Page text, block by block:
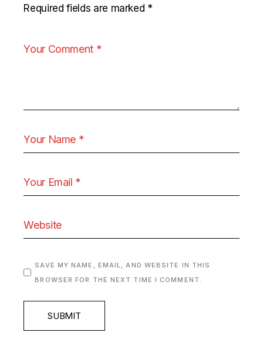
Required fields are marked *
SAVE MY NAME, EMAIL, AND WEBSITE IN THIS
BROWSER FOR THE NEXT TIME I COMMENT.
SUBMIT